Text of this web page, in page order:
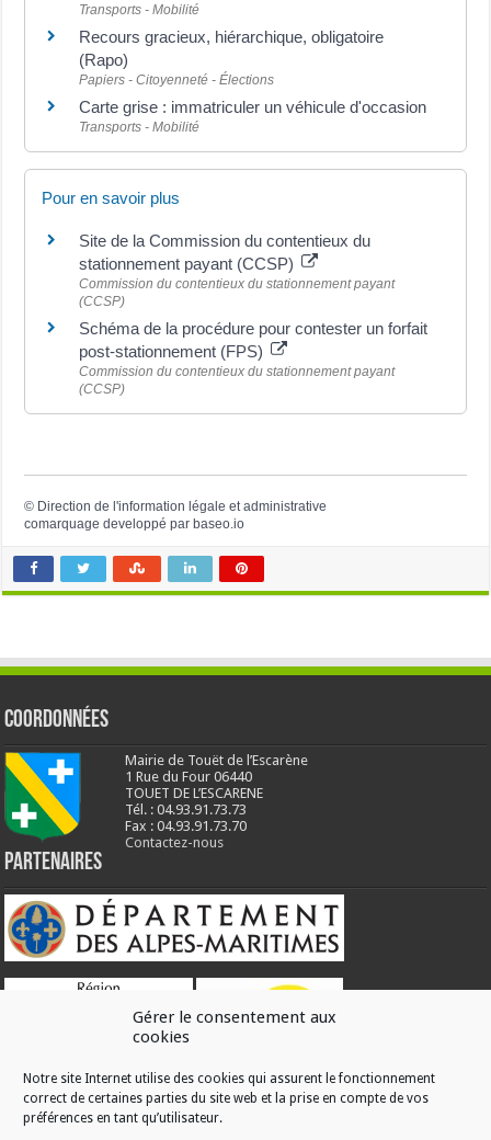
Gérer le consentement aux
cookies
Notre site Internet utilise des cookies qui assurent le fonctionnement
correct de certaines parties du site web et la prise en compte de vos
préférences en tant qu’utilisateur.
Transports - Mobilité
Recours gracieux, hiérarchique, obligatoire
(Rapo)
Papiers - Citoyenneté - Élections
Carte grise : immatriculer un véhicule d'occasion
Transports - Mobilité
Pour en savoir plus
Site de la Commission du contentieux du
stationnement payant (CCSP)
Commission du contentieux du stationnement payant
(CCSP)
Schéma de la procédure pour contester un forfait
post-stationnement (FPS)
Commission du contentieux du stationnement payant
(CCSP)
© Direction de l'information légale et administrative
comarquage developpé par baseo.io
Coordonnées
Mairie de Touët de l’Escarène
1 Rue du Four 06440
TOUET DE L’ESCARENE
Tél. : 04.93.91.73.73
Fax : 04.93.91.73.70
Contactez-nous
Partenaires
RÉALISATION